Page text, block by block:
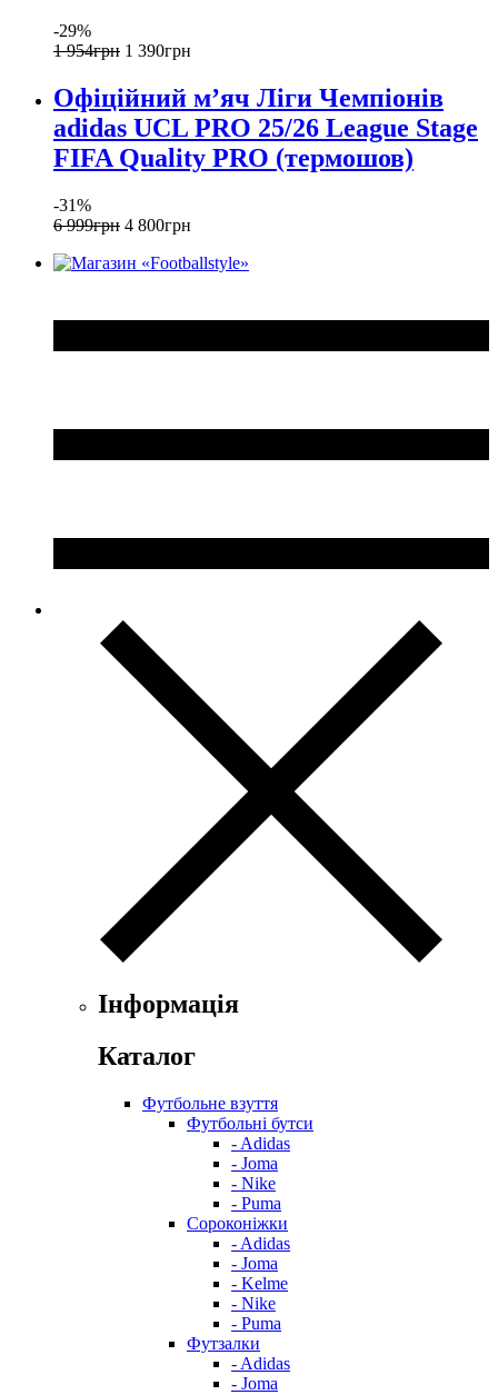
-29%
1 954грн 1 390грн
Офіційний мʼяч Ліги Чемпіонів
adidas UCL PRO 25/26 League Stage
FIFA Quality PRO (термошов)
-31%
6 999грн 4 800грн
Інформація
Каталог
Футбольне взуття
Футбольні бутси
- Adidas
- Joma
- Nike
- Puma
Сороконіжки
- Adidas
- Joma
- Kelme
- Nike
- Puma
Футзалки
- Adidas
- Joma